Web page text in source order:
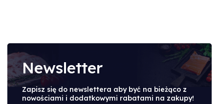
Newsletter
Zapisz się do newslettera aby być na bieżąco z
nowościami i dodatkowymi rabatami na zakupy!